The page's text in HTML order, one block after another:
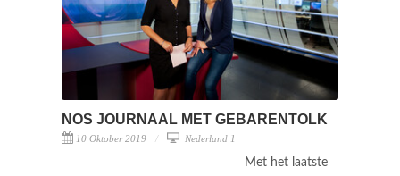
NOS JOURNAAL MET GEBARENTOLK
10 Oktober 2019 Nederland 1
Met het laatste